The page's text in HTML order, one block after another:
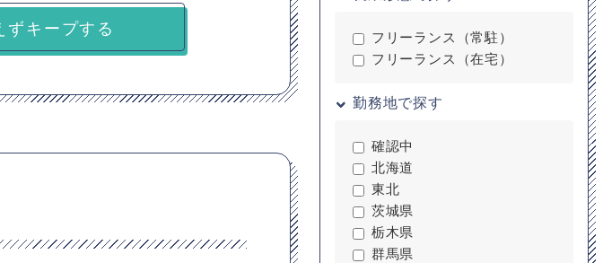
ずキープする
フリーランス（常駐）
フリーランス（在宅）
勤務地で探す
確認中
北海道
東北
茨城県
栃木県
群馬県